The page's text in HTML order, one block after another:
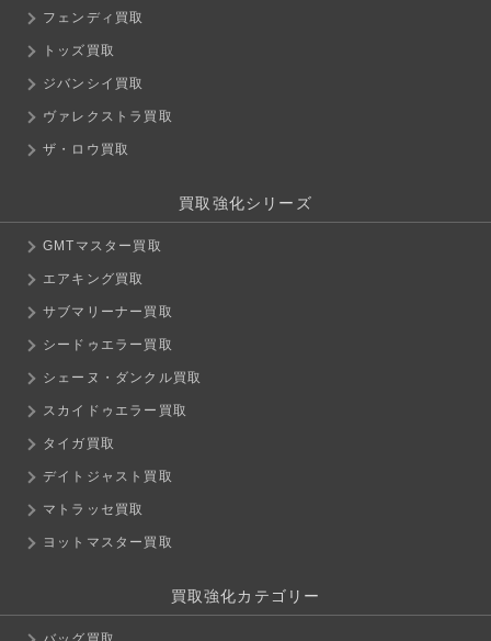
フェンディ買取
トッズ買取
ジバンシイ買取
ヴァレクストラ買取
ザ・ロウ買取
買取強化シリーズ
GMTマスター買取
エアキング買取
サブマリーナー買取
シードゥエラー買取
シェーヌ・ダンクル買取
スカイドゥエラー買取
タイガ買取
デイトジャスト買取
マトラッセ買取
ヨットマスター買取
買取強化カテゴリー